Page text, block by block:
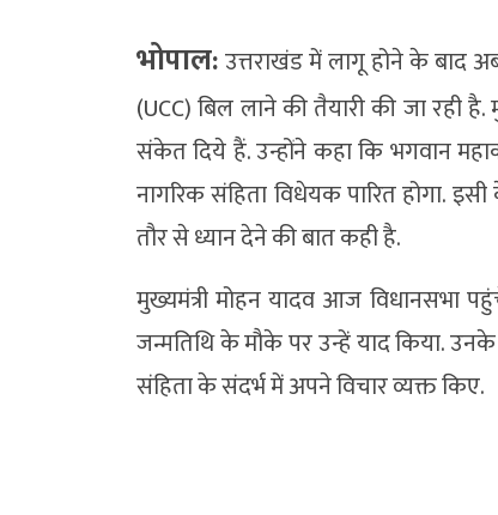
भोपाल:उत्तराखंड में लागू होने के बाद
(UCC) बिल लाने की तैयारी की जा रही
संकेत दिये हैं. उन्होंने कहा कि भगवान
नागरिक संहिता विधेयक पारित होगा.
तौर से ध्यान देने की बात कही है.
मुख्यमंत्री मोहन यादव आज विधानसभा
जन्मतिथि के मौके पर उन्हें याद किया. उनके
संहिता के संदर्भ में अपने विचार व्यक्त किए.